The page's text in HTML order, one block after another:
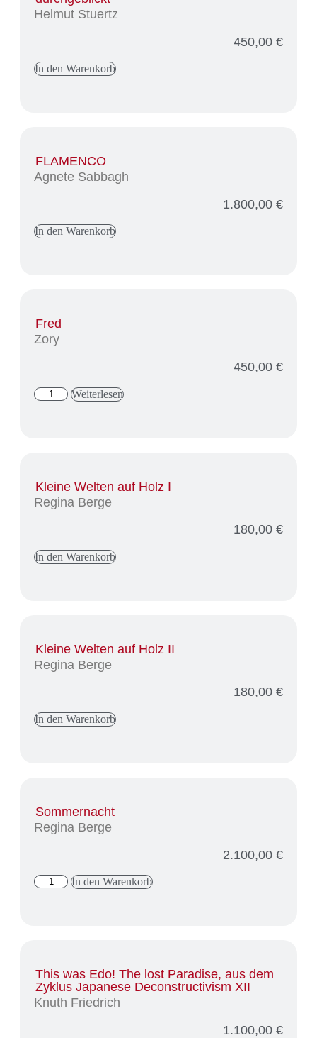
Helmut Stuertz
450,00 €
In den Warenkorb
FLAMENCO
Agnete Sabbagh
1.800,00 €
In den Warenkorb
Fred
Zory
450,00 €
Weiterlesen
Kleine Welten auf Holz I
Regina Berge
180,00 €
In den Warenkorb
Kleine Welten auf Holz II
Regina Berge
180,00 €
In den Warenkorb
Sommernacht
Regina Berge
2.100,00 €
In den Warenkorb
This was Edo! The lost Paradise, aus dem
Zyklus Japanese Deconstructivism XII
Knuth Friedrich
1.100,00 €